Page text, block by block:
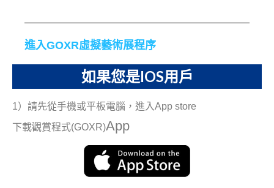
進入GOXR虛擬藝術展程序
如果您是IOS用戶
1）請先從手機或平板電腦，進入App store
下載觀賞程式(GOXR)App